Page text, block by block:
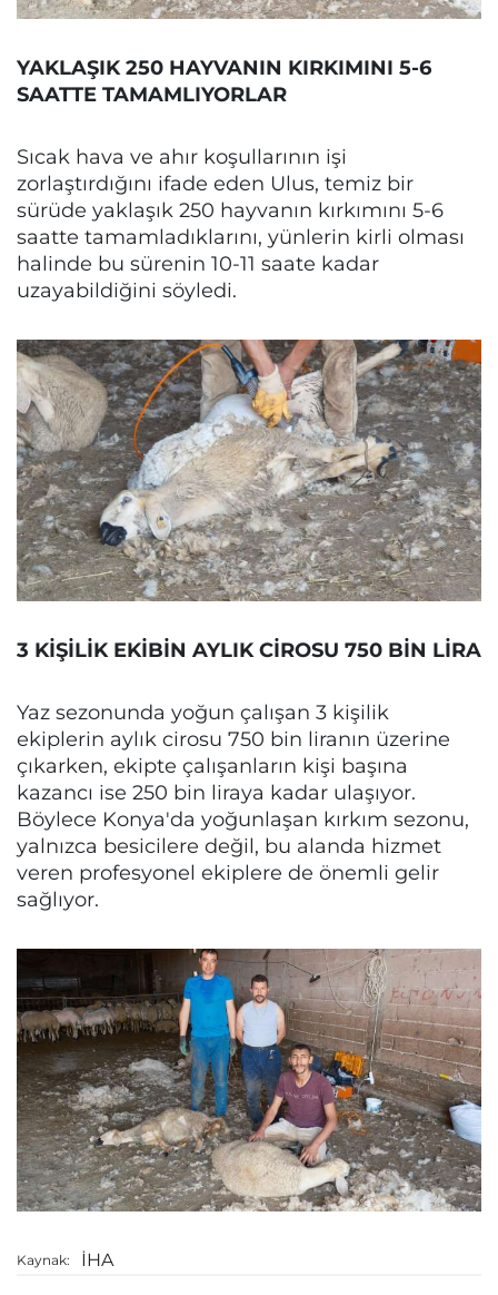
YAKLAŞIK 250 HAYVANIN KIRKIMINI 5-6
SAATTE TAMAMLIYORLAR
Sıcak hava ve ahır koşullarının işi
zorlaştırdığını ifade eden Ulus, temiz bir
sürüde yaklaşık 250 hayvanın kırkımını 5-6
saatte tamamladıklarını, yünlerin kirli olması
halinde bu sürenin 10-11 saate kadar
uzayabildiğini söyledi.
3 KİŞİLİK EKİBİN AYLIK CİROSU 750 BİN LİRA
Yaz sezonunda yoğun çalışan 3 kişilik
ekiplerin aylık cirosu 750 bin liranın üzerine
çıkarken, ekipte çalışanların kişi başına
kazancı ise 250 bin liraya kadar ulaşıyor.
Böylece Konya'da yoğunlaşan kırkım sezonu,
yalnızca besicilere değil, bu alanda hizmet
veren profesyonel ekiplere de önemli gelir
sağlıyor.
Kaynak: İHA